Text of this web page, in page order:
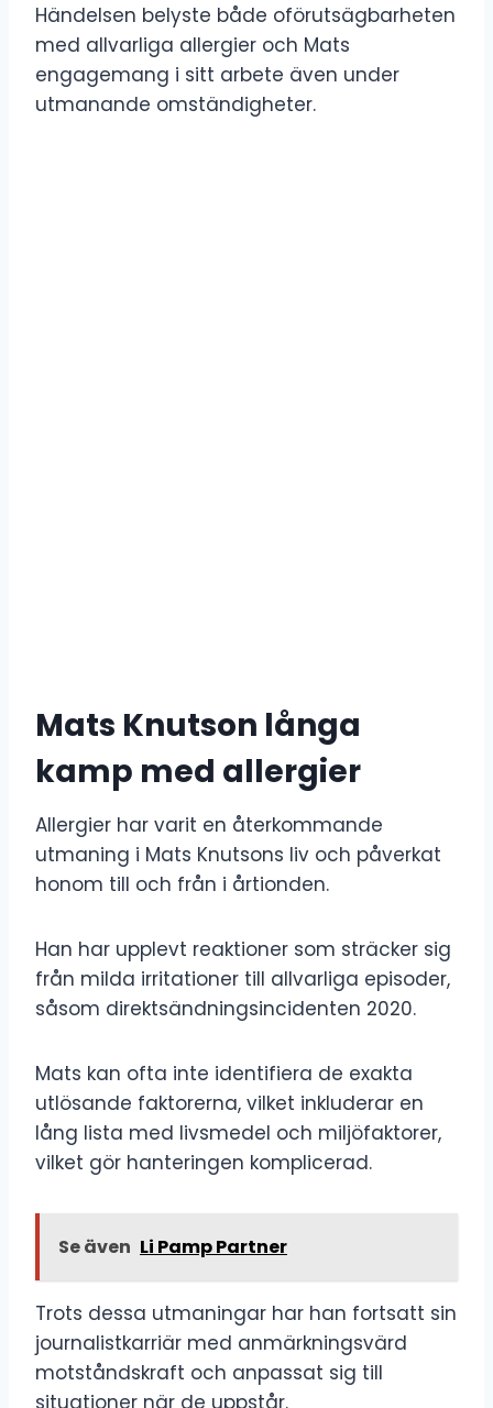
Händelsen belyste både oförutsägbarheten
med allvarliga allergier och Mats
engagemang i sitt arbete även under
utmanande omständigheter.
Mats Knutson långa
kamp med allergier
Allergier har varit en återkommande
utmaning i Mats Knutsons liv och påverkat
honom till och från i årtionden.
Han har upplevt reaktioner som sträcker sig
från milda irritationer till allvarliga episoder,
såsom direktsändningsincidenten 2020.
Mats kan ofta inte identifiera de exakta
utlösande faktorerna, vilket inkluderar en
lång lista med livsmedel och miljöfaktorer,
vilket gör hanteringen komplicerad.
Se även Li Pamp Partner
Trots dessa utmaningar har han fortsatt sin
journalistkarriär med anmärkningsvärd
motståndskraft och anpassat sig till
situationer när de uppstår.